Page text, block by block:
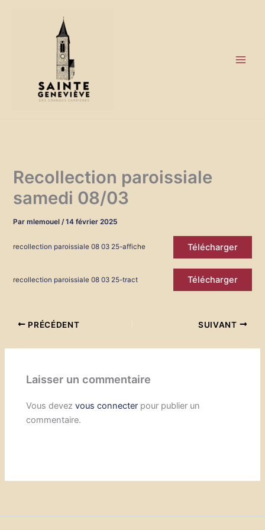
Recollection paroissiale
samedi 08/03
Parmlemouel/14 février 2025
recollection paroissiale 08 03 25-affiche Télécharger
recollection paroissiale 08 03 25-tract Télécharger
PRÉCÉDENT SUIVANT
Laisser un commentaire
Vous devezvous connecter pour publier un
commentaire.